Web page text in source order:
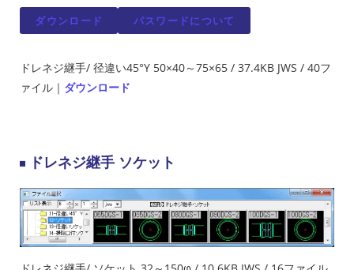
ダウンロード パスワードについて
ドレネジ継手/ 径違い45°Y 50×40～75×65 / 37.4KB JWS / 40フ
ァイル｜ ダウンロード
ドレネジ継手 ソケット